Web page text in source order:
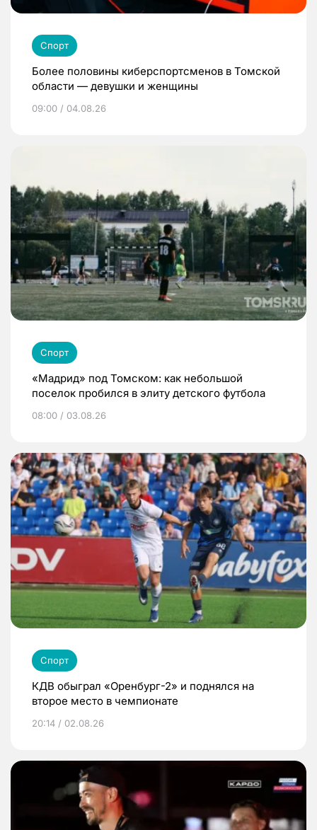
Спорт
Более половины киберспортсменов в Томской
области — девушки и женщины
09:00 / 04.08.26
Спорт
«Мадрид» под Томском: как небольшой
поселок пробился в элиту детского футбола
08:00 / 03.08.26
Спорт
КДВ обыграл «Оренбург-2» и поднялся на
второе место в чемпионате
20:14 / 02.08.26